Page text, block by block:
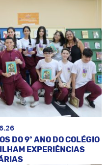
DO 9º ANO DO COLÉGIO
EXPERIÊNCIAS